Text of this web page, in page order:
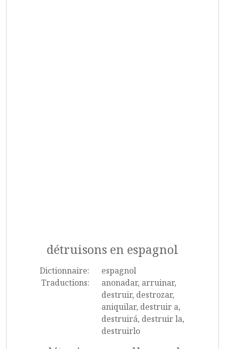
détruisons en espagnol
Dictionnaire:
espagnol
Traductions:
anonadar, arruinar,
destruir, destrozar,
aniquilar, destruir a,
destruirá, destruir la,
destruirlo